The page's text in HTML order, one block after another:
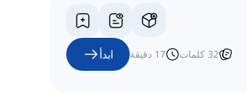
32 كلمات 17 دقيقة ابدأ